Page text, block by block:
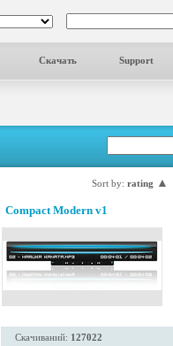
Скачать Support
Sort by: rating ▲
Compact Modern v1
Скачиваний: 127022